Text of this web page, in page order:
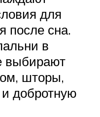
для
после сна.
в
выбирают
шторы,
добротную